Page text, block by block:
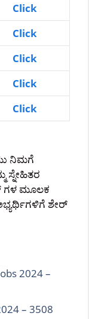
Click
Click
Click
Click
Click
ನಿಮಗೆ
ಸ್ನೇಹಿತರ
ಗಳ ಮೂಲಕ
ಶೇರ್
2024 –
– 3508